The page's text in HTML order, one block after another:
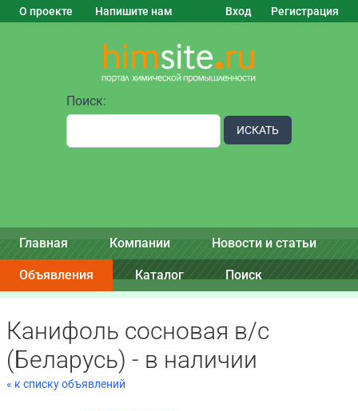
О проекте Напишите нам Вход Регистрация
Поиск:
ИСКАТЬ
Главная Компании Новости и статьи
Объявления Каталог Поиск
Канифоль сосновая в/с
(Беларусь) - в наличии
« к списку объявлений